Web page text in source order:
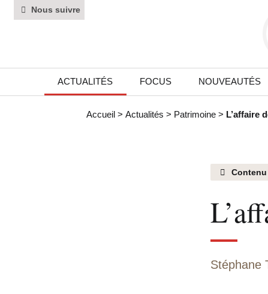
Nous suivre
ACTUALITÉS FOCUS NOUVEAUTÉS
Accueil > Actualités > Patrimoine > L’affaire
Stéphane